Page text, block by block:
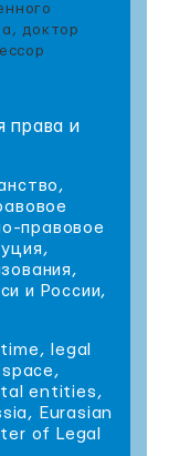
доктор
права и
правовое
и России,
legal
entities,
Eurasian
of Legal